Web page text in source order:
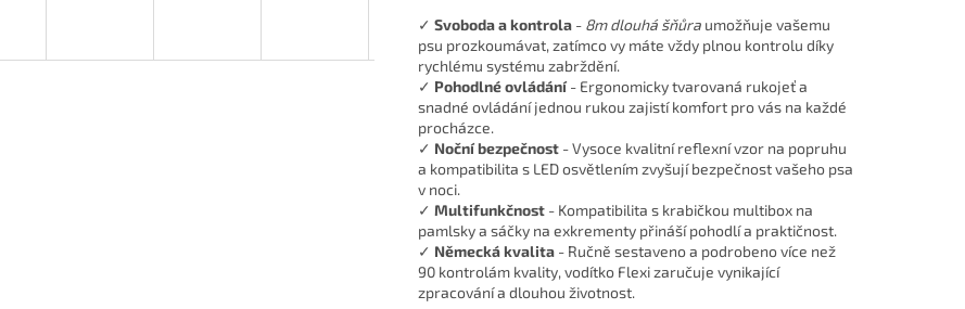
✓ Svoboda a kontrola- 8m dlouhá šňůraumožňuje vašemu
psu prozkoumávat, zatímco vy máte vždy plnou kontrolu díky
rychlému systému zabrždění.
✓ Pohodlné ovládání- Ergonomicky tvarovaná rukojeť a
snadné ovládání jednou rukou zajistí komfort pro vás na každé
procházce.
✓ Noční bezpečnost- Vysoce kvalitní reflexní vzor na popruhu
a kompatibilita s LED osvětlením zvyšují bezpečnost vašeho psa
v noci.
✓ Multifunkčnost- Kompatibilita s krabičkou multibox na
pamlsky a sáčky na exkrementy přináší pohodlí a praktičnost.
✓ Německá kvalita- Ručně sestaveno a podrobeno více než
90 kontrolám kvality, vodítko Flexi zaručuje vynikající
zpracování a dlouhou životnost.